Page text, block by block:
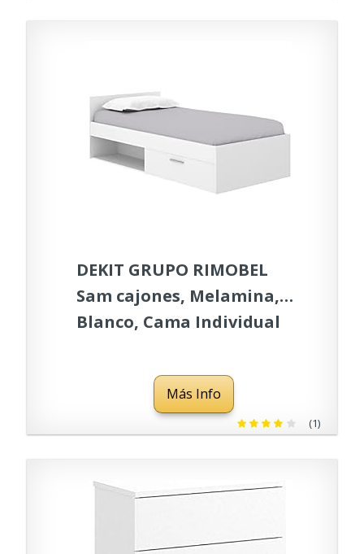
DEKIT GRUPO RIMOBEL
Sam cajones, Melamina,
Blanco, Cama Individual
Más Info
(1)